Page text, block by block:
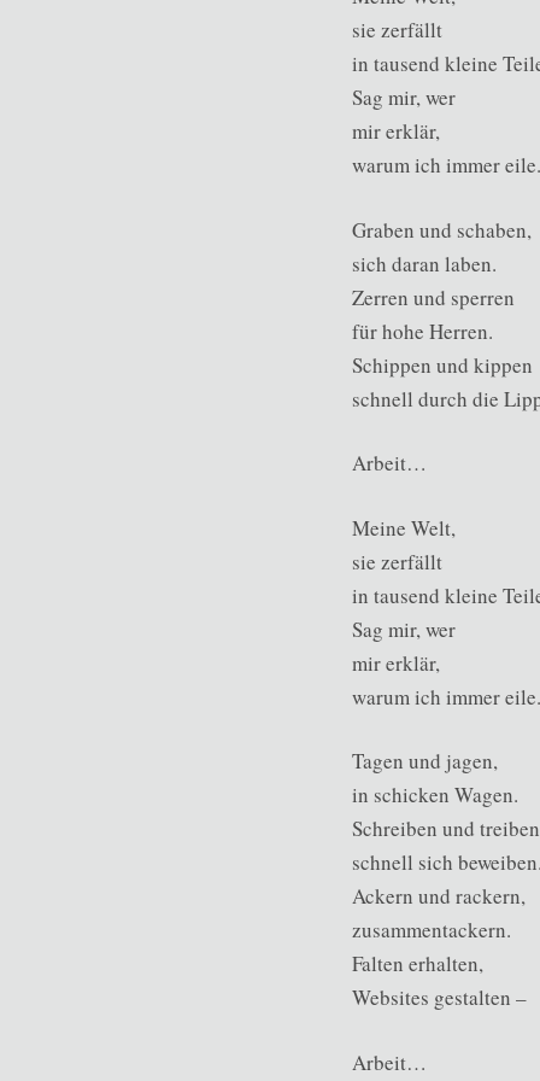
sie zerfällt
in tausend kleine
Sag mir, wer
mir erklär,
warum ich immer eile.
Graben und schaben,
sich daran laben.
Zerren und sperren
für hohe Herren.
Schippen und kippen
schnell durch die
Arbeit…
Meine Welt,
sie zerfällt
in tausend kleine
Sag mir, wer
mir erklär,
warum ich immer eile.
Tagen und jagen,
in schicken Wagen.
Schreiben und
schnell sich beweiben.
Ackern und rackern,
zusammentackern.
Falten erhalten,
Websites gestalten –
Arbeit…